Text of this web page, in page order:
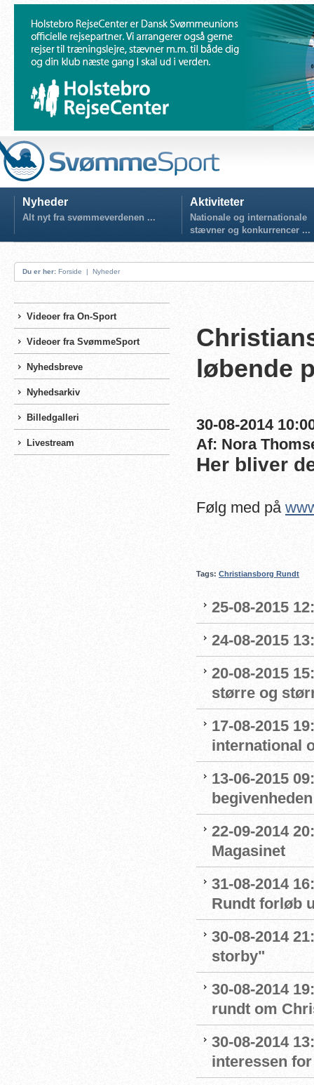
Nyheder
Alt nyt fra svømmeverdenen ...
Aktiviteter
Nationale og internationale
stævner og konkurrencer ...
Du er her: Forside | Nyheder
Videoer fra On-Sport
Videoer fra SvømmeSport
Nyhedsbreve
Nyhedsarkiv
Billedgalleri
Livestream
løbende
30-08-2014
Af: Nora
Her bliver
Følg med på
Tags: Christiansborg Rundt
25-08-2015
24-08-2015
20-08-2015
større og
17-08-2015
international
13-06-2015
22-09-2014
Magasinet
31-08-2014
Rundt forløb
30-08-2014
storby"
30-08-2014
rundt om
30-08-2014
interessen